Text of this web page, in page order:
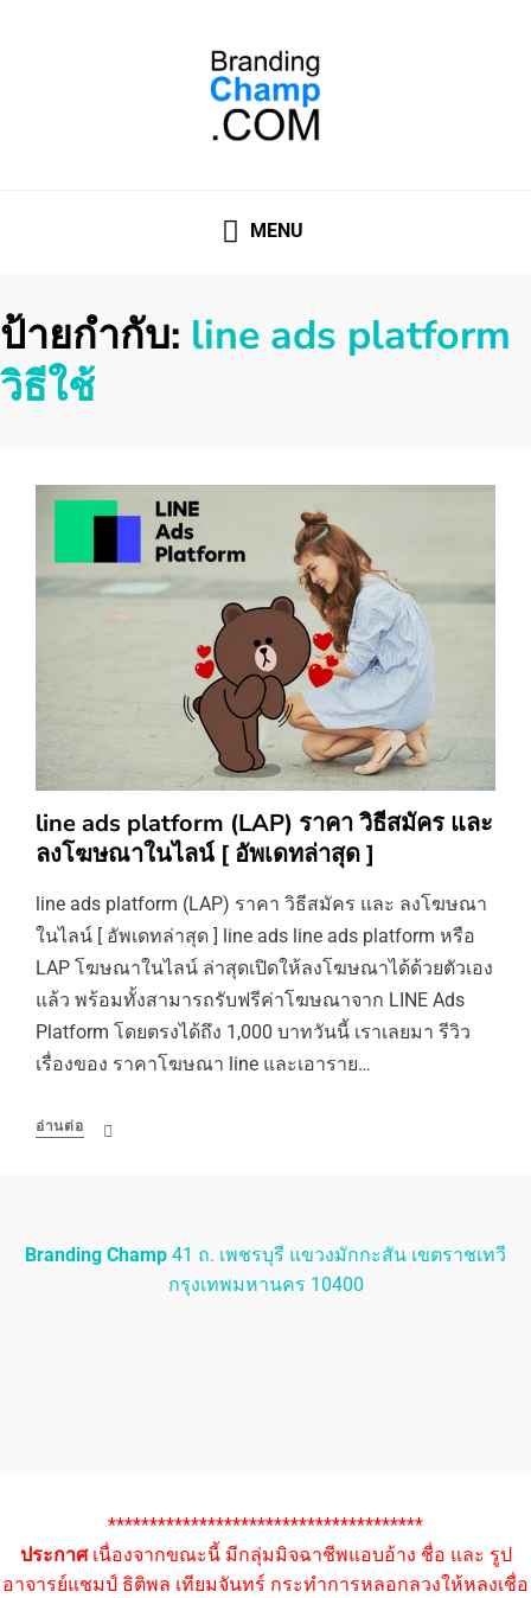
MENU
ป้ายกำกับ: line ads platform
วิธีใช้
line ads platform (LAP) ราคา วิธีสมัคร และ
ลงโฆษณาในไลน์ [ อัพเดทล่าสุด ]
line ads platform (LAP) ราคา วิธีสมัคร และ ลงโฆษณา
ในไลน์ [ อัพเดทล่าสุด ] line ads line ads platform หรือ
LAP โฆษณาในไลน์ ล่าสุดเปิดให้ลงโฆษณาได้ด้วยตัวเอง
แล้ว พร้อมทั้งสามารถรับฟรีค่าโฆษณาจาก LINE Ads
Platform โดยตรงได้ถึง 1,000 บาทวันนี้ เราเลยมา รีวิว
เรื่องของ ราคาโฆษณา line และเอาราย…
อ่านต่อ
Branding Champ 41 ถ. เพชรบุรี แขวงมักกะสัน เขตราชเทวี
กรุงเทพมหานคร 10400
**************************************
ประกาศเนื่องจากขณะนี้ มีกลุ่มมิจฉาชีพแอบอ้าง ชื่อ และ รูป
อาจารย์แชมป์ ธิติพล เทียมจันทร์ กระทำการหลอกลวงให้หลงเชื่อ